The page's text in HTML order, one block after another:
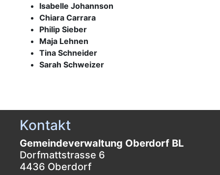
Isabelle Johannson
Chiara Carrara
Philip Sieber
Maja Lehnen
Tina Schneider
Sarah Schweizer
Kontakt
Gemeindeverwaltung Oberdorf BL
Dorfmattstrasse 6
4436 Oberdorf